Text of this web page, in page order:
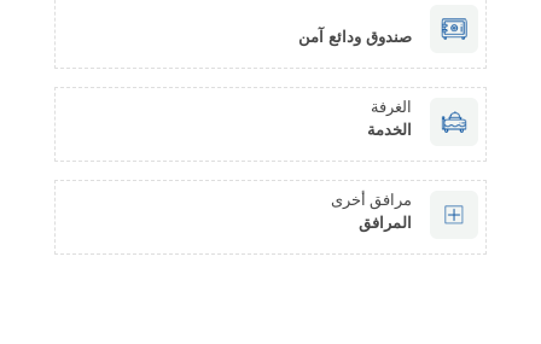
صندوق ودائع آمن
الغرفة
الخدمة
مرافق أخرى
المرافق